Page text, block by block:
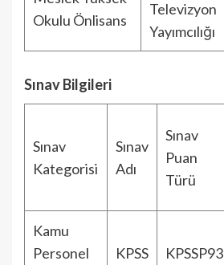
Okulu Önlisans
Televizyon
Yayımcılığı
Sınav Bilgileri
Sınav
Kategorisi
Sınav
Adı
Sınav
Puan
Türü
Kamu
Personel
KPSS KPSSP93